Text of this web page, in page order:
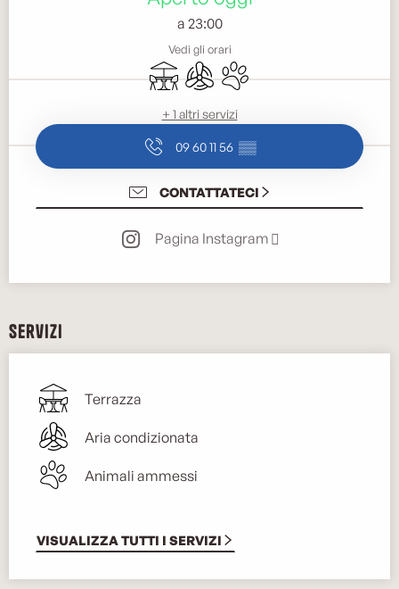
a 23:00
Vedi gli orari
TerrazzaAria condizionata
Animali ammessi
+ 1 altri servizi
09 60 11 56 ▒▒
CONTATTATECI
Pagina Instagram
Servizi
Terrazza
Aria condizionata
Animali ammessi
VISUALIZZA TUTTI I SERVIZI